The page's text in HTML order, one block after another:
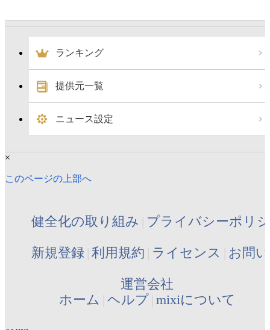
ランキング
提供元一覧
ニュース設定
×
このページの上部へ
健全化の取り組み プライバシーポリ
新規登録 利用規約 ライセンス お問
運営会社
ホーム ヘルプ mixiについて